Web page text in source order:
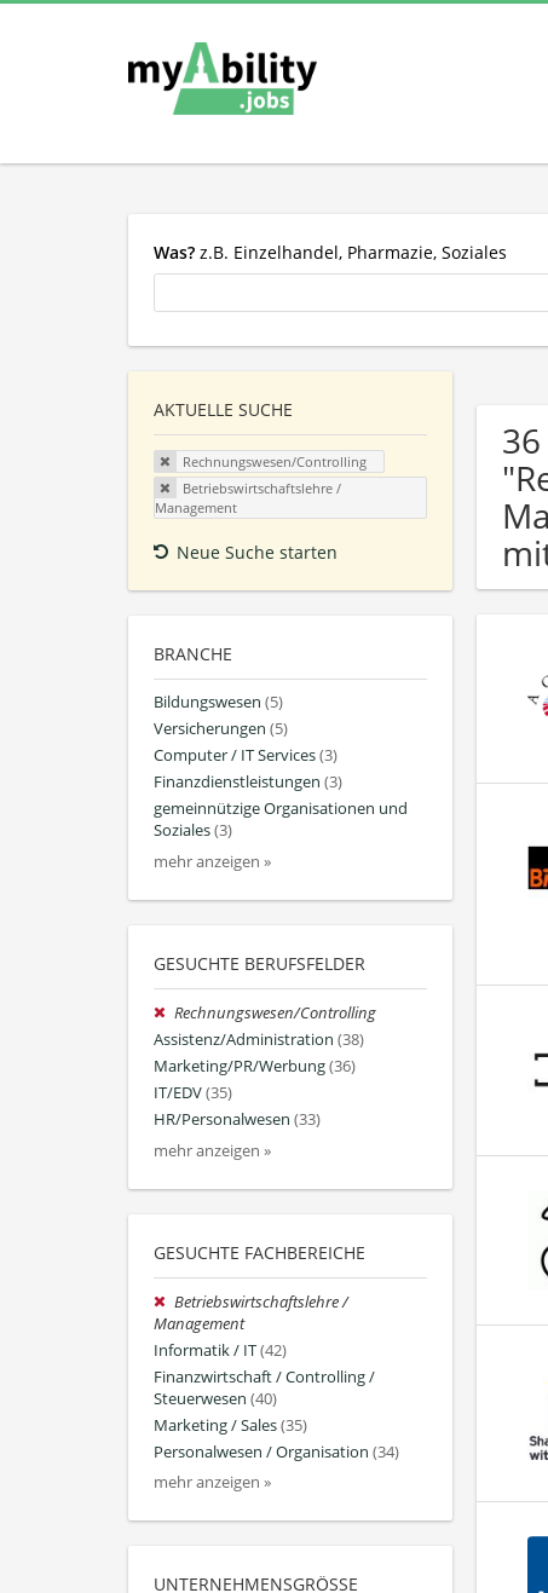
Was? z.B. Einzelhandel, Pharmazie, Soziales
AKTUELLE SUCHE
Rechnungswesen/Controlling
Betriebswirtschaftslehre /
Management
Neue Suche starten
BRANCHE
Bildungswesen (5)
Versicherungen (5)
Computer / IT Services(3)
Finanzdienstleistungen (3)
gemeinnützige Organisationen und
Soziales(3)
mehr anzeigen »
GESUCHTE BERUFSFELDER
Rechnungswesen/Controlling
Assistenz/Administration (38)
Marketing/PR/Werbung(36)
IT/EDV(35)
HR/Personalwesen (33)
mehr anzeigen »
GESUCHTE FACHBEREICHE
Betriebswirtschaftslehre /
Management
Informatik / IT(42)
Finanzwirtschaft / Controlling /
Steuerwesen (40)
Marketing / Sales(35)
Personalwesen / Organisation (34)
mehr anzeigen »
UNTERNEHMENSGRÖSSE